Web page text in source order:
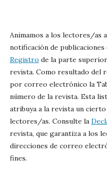
Animamos a los lectores/as
notificación de
Registro de la parte
revista. Como resultado
por correo electrónico la
número de la revista. Esta
atribuya a la revista un
lectores/as. Consulte la
revista, que garantiza a los
direcciones de correo
fines.